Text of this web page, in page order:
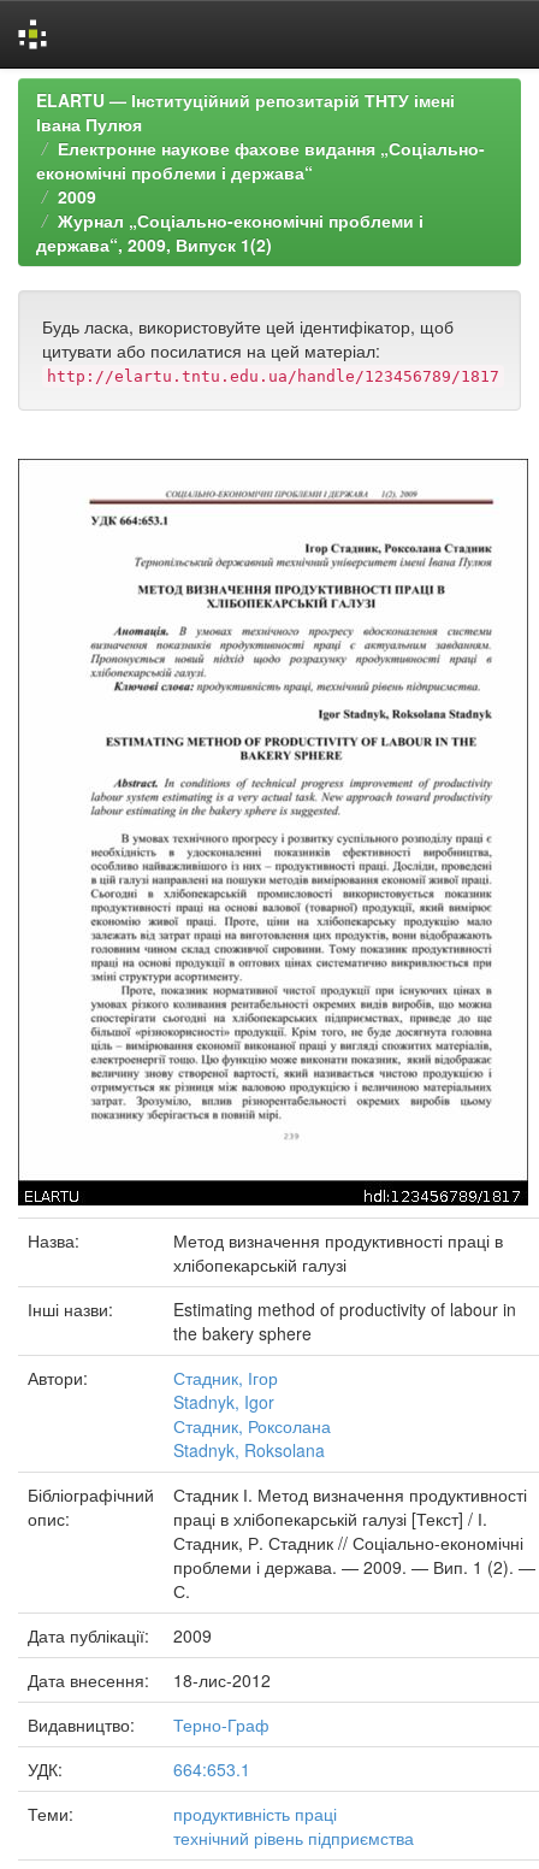
Skip
navigation
ELARTU — Інституційний репозитарій ТНТУ імені
Івана Пулюя
Електронне наукове фахове видання „Соціально-
економічні проблеми і держава“
2009
Журнал „Соціально-економічні проблеми і
держава“, 2009, Випуск 1(2)
Будь ласка, використовуйте цей ідентифікатор, щоб
цитувати або посилатися на цей матеріал:
http://elartu.tntu.edu.ua/handle/123456789/1817
Назва:
Метод визначення продуктивності праці в
хлібопекарській галузі
Інші назви:
Estimating method of productivity of labour in
the bakery sphere
Автори:
Стадник, Ігор
Stadnyk, Igor
Стадник, Роксолана
Stadnyk, Roksolana
Бібліографічний
опис:
Стадник І. Метод визначення продуктивності
праці в хлібопекарській галузі [Текст] / І.
Стадник, Р. Стадник // Соціально-економічні
проблеми і держава. — 2009. — Вип. 1 (2). —
С.
Дата публікації:
2009
Дата внесення:
18-лис-2012
Видавництво:
Терно-Граф
УДК:
664:653.1
Теми:
продуктивність праці
технічний рівень підприємства